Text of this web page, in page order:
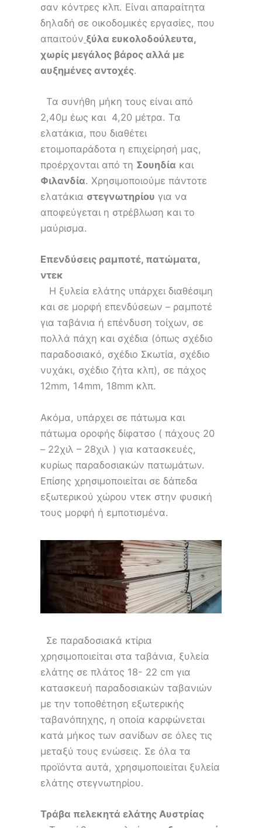
σαν κόντρες κλπ. Είναι απαραίτητα
δηλαδή σε οικοδομικές εργασίες, που
απαιτούν ξύλα ευκολοδούλευτα,
χωρίς μεγάλος βάρος αλλά με
αυξημένες αντοχές.
Τα συνήθη μήκη τους είναι από
2,40μ έως και 4,20 μέτρα. Τα
ελατάκια, που διαθέτει
ετοιμοπαράδοτα η επιχείρησή μας,
προέρχονται από τη Σουηδία και
Φιλανδία. Χρησιμοποιούμε πάντοτε
ελατάκια στεγνωτηρίου για να
αποφεύγεται η στρέβλωση και το
μαύρισμα.
Επενδύσεις ραμποτέ, πατώματα,
ντεκ
Η ξυλεία ελάτης υπάρχει διαθέσιμη
και σε μορφή επενδύσεων – ραμποτέ
για ταβάνια ή επένδυση τοίχων, σε
πολλά πάχη και σχέδια (όπως σχέδιο
παραδοσιακό, σχέδιο Σκωτία, σχέδιο
νυχάκι, σχέδιο ζήτα κλπ), σε πάχος
12mm, 14mm, 18mm κλπ.
Ακόμα, υπάρχει σε πάτωμα και
πάτωμα οροφής δίφατσο ( πάχους 20
– 22χιλ – 28χιλ ) για κατασκευές,
κυρίως παραδοσιακών πατωμάτων.
Επίσης χρησιμοποιείται σε δάπεδα
εξωτερικού χώρου ντεκ στην φυσική
τους μορφή ή εμποτισμένα.
Σε παραδοσιακά κτίρια
χρησιμοποιείται στα ταβάνια, ξυλεία
ελάτης σε πλάτος 18- 22 cm για
κατασκευή παραδοσιακών ταβανιών
με την τοποθέτηση εξωτερικής
ταβανόπηχης, η οποία καρφώνεται
κατά μήκος των σανίδων σε όλες τις
μεταξύ τους ενώσεις. Σε όλα τα
προϊόντα αυτά, χρησιμοποιείται ξυλεία
ελάτης στεγνωτηρίου.
Τράβα πελεκητά ελάτης Αυστρίας